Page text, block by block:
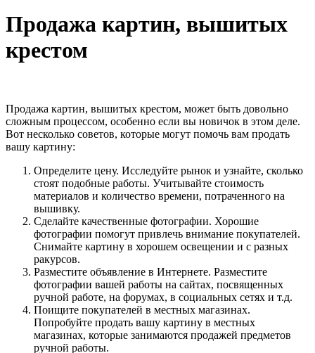
Продажа картин, вышитых
крестом
Продажа картин, вышитых крестом, может быть довольно
сложным процессом, особенно если вы новичок в этом деле.
Вот несколько советов, которые могут помочь вам продать
вашу картину:
Определите цену. Исследуйте рынок и узнайте, сколько
стоят подобные работы. Учитывайте стоимость
материалов и количество времени, потраченного на
вышивку.
Сделайте качественные фотографии. Хорошие
фотографии помогут привлечь внимание покупателей.
Снимайте картину в хорошем освещении и с разных
ракурсов.
Разместите объявление в Интернете. Разместите
фотографии вашей работы на сайтах, посвященных
ручной работе, на форумах, в социальных сетях и т.д.
Поищите покупателей в местных магазинах.
Попробуйте продать вашу картину в местных
магазинах, которые занимаются продажей предметов
ручной работы.